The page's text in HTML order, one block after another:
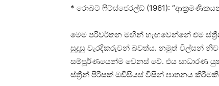
* රොබට් ෆිට්ස්ජෙරල්ඩ් (1961):
මෙම පරිවර්තන මඟින් හැඟවෙන්නේ එම
සුදුසු වැරදිකරුවන් බවත්ය. නමුත් විල්සන්
සම්පූර්ණයෙන්ම වෙනස් වේ. එය සාධාරණ
ස්ත්‍රීන් පිරිසක් ඔඩිසියස් විසින් ඝාතනය